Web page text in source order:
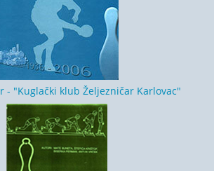
- "Kuglački klub Željezničar Karlovac"